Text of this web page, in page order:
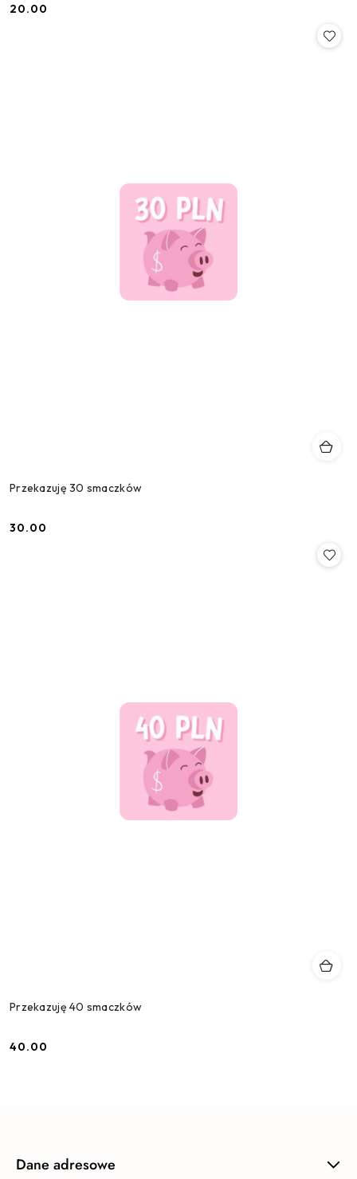
Cena:
20.00
Przekazuję 30 smaczków
Cena:
30.00
Przekazuję 40 smaczków
Cena:
40.00
Dane adresowe